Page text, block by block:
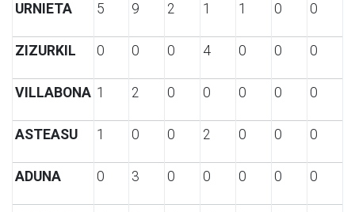
URNIETA 5 9 2 1 1 0 0
ZIZURKIL 0 0 0 4 0 0 0
VILLABONA 1 2 0 0 0 0 0
ASTEASU 1 0 0 2 0 0 0
ADUNA 0 3 0 0 0 0 0